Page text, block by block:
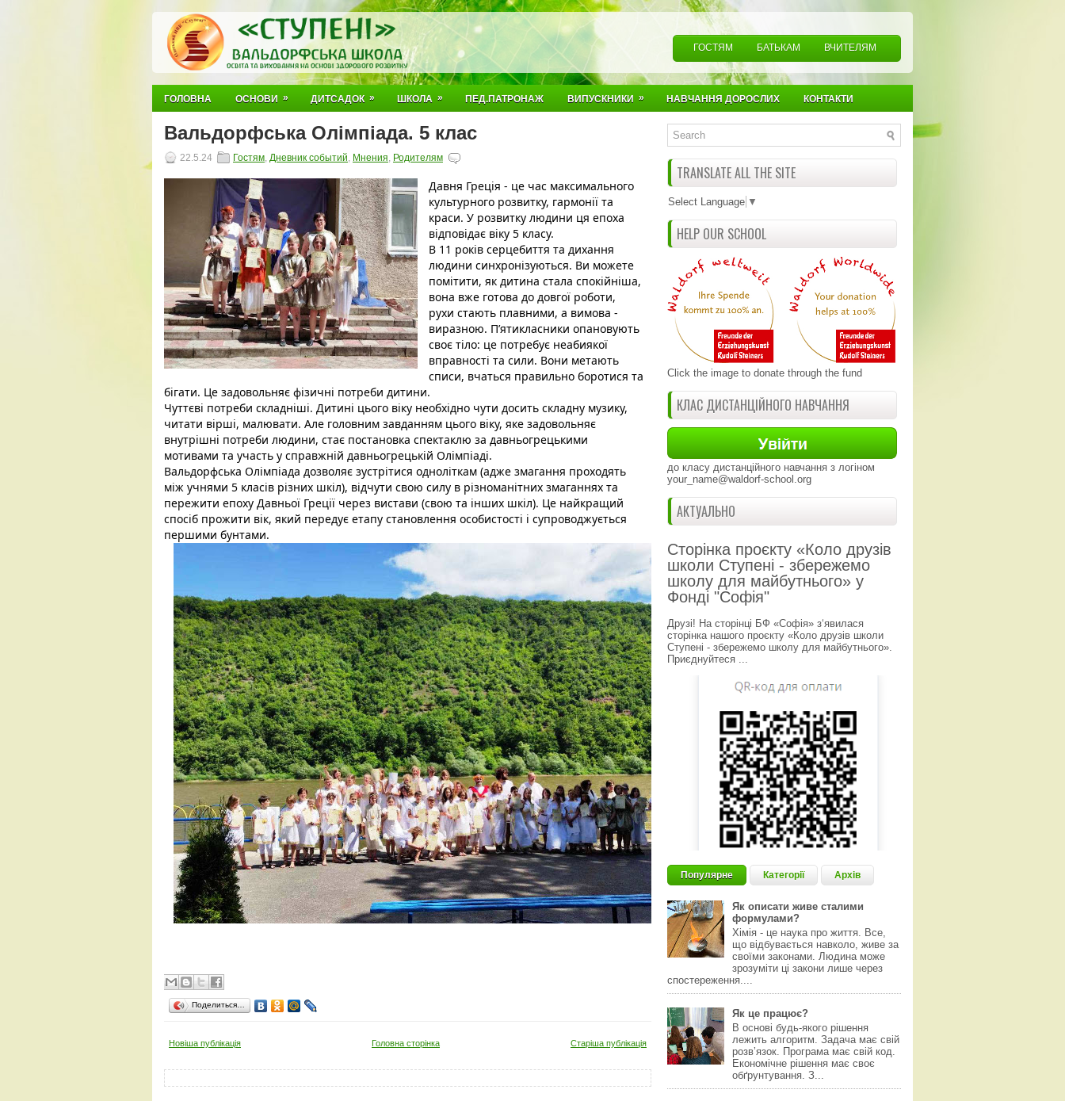
ГОСТЯМ БАТЬКАМ ВЧИТЕЛЯМ
ГОЛОВНА ОСНОВИ » ДИТСАДОК » ШКОЛА » ПЕД.ПАТРОНАЖ ВИПУСКНИКИ » НАВЧАННЯ ДОРОСЛИХ КОНТАКТИ
Вальдорфська Олімпіада. 5 клас
22.5.24 Гостям, Дневник событий, Мнения, Родителям
Давня Греція - це час максимального
культурного розвитку, гармонії та
краси. У розвитку людини ця епоха
відповідає віку 5 класу.
В 11 років серцебиття та дихання
людини синхронізуються. Ви можете
помітити, як дитина стала спокійніша,
вона вже готова до довгої роботи,
рухи стають плавними, а вимова -
виразною. Пʼятикласники опановують
своє тіло: це потребує неабиякої
вправності та сили. Вони метають
списи, вчаться правильно боротися та
бігати. Це задовольняє фізичні потреби дитини.
Чуттєві потреби складніші. Дитині цього віку необхідно чути досить складну музику,
читати вірші, малювати. Але головним завданням цього віку, яке задовольняє
внутрішні потреби людини, стає постановка спектаклю за давньогрецькими
мотивами та участь у справжній давньогрецькій Олімпіаді.
Вальдорфська Олімпіада дозволяє зустрітися одноліткам (адже змагання проходять
між учнями 5 класів різних шкіл), відчути свою силу в різноманітних змаганнях та
пережити епоху Давньої Греції через вистави (свою та інших шкіл). Це найкращий
спосіб прожити вік, який передує етапу становлення особистості і супроводжується
першими бунтами.
Поделиться…
Новіша публікація Старіша публікація
Головна сторінка
TRANSLATE ALL THE SITE
Select Language ▼
HELP OUR SCHOOL
Click the image to donate through the fund
КЛАС ДИСТАНЦІЙНОГО НАВЧАННЯ
до класу дистанційного навчання з логіном
your_name@waldorf-school.org
АКТУАЛЬНО
Сторінка проєкту «Коло друзів
школи Ступені - збережемо
школу для майбутнього» у
Фонді "Софія"
Друзі! На сторінці БФ «Софія» з‘явилася
сторінка нашого проєкту «Коло друзів школи
Ступені - збережемо школу для майбутнього».
Приєднуйтеся ...
Популярне Категорії Архів
Як описати живе сталими
формулами?
Хімія - це наука про життя. Все,
що відбувається навколо, живе за
своїми законами. Людина може
зрозуміти ці закони лише через
спостереження....
Як це працює?
В основі будь-якого рішення
лежить алгоритм. Задача має свій
розвʼязок. Програма має свій код.
Економічне рішення має своє
обґрунтування. З...